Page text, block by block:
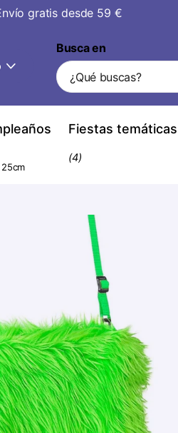
59 €
de devolución
díasde devolución
Busca en
Fiestas temáticas
(4)